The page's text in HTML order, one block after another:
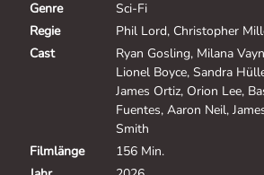
Genre
Sci-Fi
Regie
Phil Lord, Christopher
Cast
Ryan Gosling, Milana
Lionel Boyce, Sandra
James Ortiz, Orion Lee,
Fuentes, Aaron Neil,
Smith
Filmlänge
156 Min.